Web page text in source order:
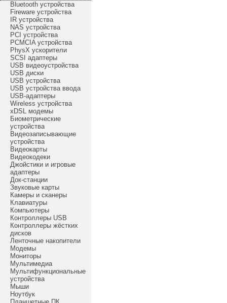
Bluetooth устройства
Fireware устройства
IR устройства
NAS устройства
PCI устройства
PCMCIA устройства
PhysX ускорители
SCSI адаптеры
USB видеоустройства
USB диски
USB устройства
USB устройства ввода
USB-адаптеры
Wireless устройства
xDSL модемы
Биометрические
устройства
Видеозаписывающие
устройства
Видеокарты
Видеокодеки
Джойстики и игровые
адаптеры
Док-станции
Звуковые карты
Камеры и сканеры
Клавиатуры
Компьютеры
Контроллеры USB
Контроллеры жёстких
дисков
Ленточные накопители
Модемы
Мониторы
Мультимедиа
Мультифункциональные
устройства
Мыши
Ноутбук